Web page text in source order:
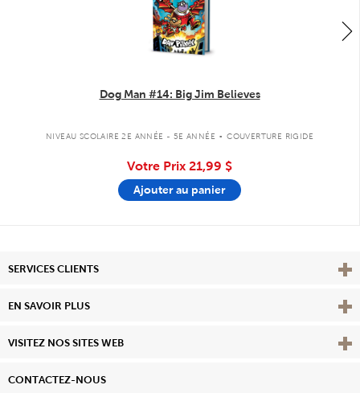
Dog Man #14: Big Jim Believes
NIVEAU SCOLAIRE 2E ANNÉE - 5E ANNÉE . COUVERTURE RIGIDE
Votre Prix 21,99 $
Ajouter au panier
SERVICES CLIENTS
EN SAVOIR PLUS View
VISITEZ NOS SITES WEB
CONTACTEZ-NOUS